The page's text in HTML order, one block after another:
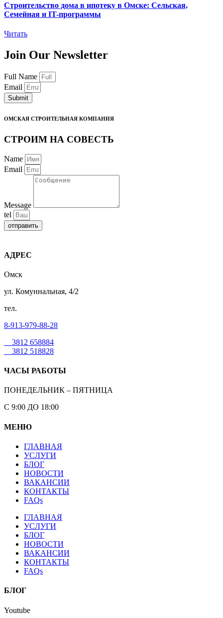
Строительство дома в ипотеку в Омске: Сельская,
Семейная и IT-программы
Читать
Join Our Newsletter
Full Name
Email
Submit
ОМСКАЯ СТРОИТЕЛЬНАЯ КОМПАНИЯ
СТРОИМ НА СОВЕСТЬ
Name
Email
Message
tel
отправить
АДРЕС
Омск
ул. Комуннальная, 4/2
тел.
8-913-979-88-28
3812 658884
3812 518828
ЧАСЫ РАБОТЫ
ПОНЕДЕЛЬНИК – ПЯТНИЦА
С 9:00 ДО 18:00
МЕНЮ
ГЛАВНАЯ
УСЛУГИ
БЛОГ
НОВОСТИ
ВАКАНСИИ
КОНТАКТЫ
FAQs
ГЛАВНАЯ
УСЛУГИ
БЛОГ
НОВОСТИ
ВАКАНСИИ
КОНТАКТЫ
FAQs
БЛОГ
Youtube